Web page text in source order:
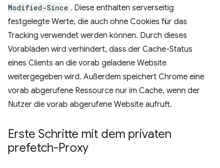
Modified-Since . Diese enthalten serverseitig
festgelegte Werte, die auch ohne Cookies für das
Tracking verwendet werden können. Durch dieses
Vorabladen wird verhindert, dass der Cache-Status
eines Clients an die vorab geladene Website
weitergegeben wird. Außerdem speichert Chrome eine
vorab abgerufene Ressource nur im Cache, wenn der
Nutzer die vorab abgerufene Website aufruft.
Erste Schritte mit dem privaten
prefetch-Proxy